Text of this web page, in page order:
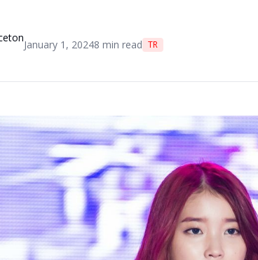
January 1, 20248 min read TR